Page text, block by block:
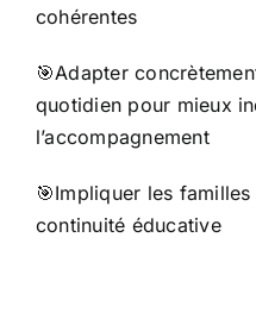
cohérentes
🎯Adapter
quotidien pour mieux
l’accompagnement
🎯Impliquer les
continuité éducative